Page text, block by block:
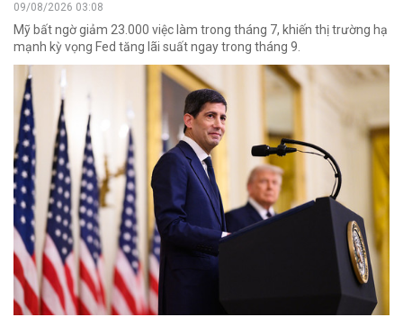
09/08/2026 03:08
Mỹ bất ngờ giảm 23.000 việc làm trong tháng 7, khiến thị trường hạ
mạnh kỳ vọng Fed tăng lãi suất ngay trong tháng 9.